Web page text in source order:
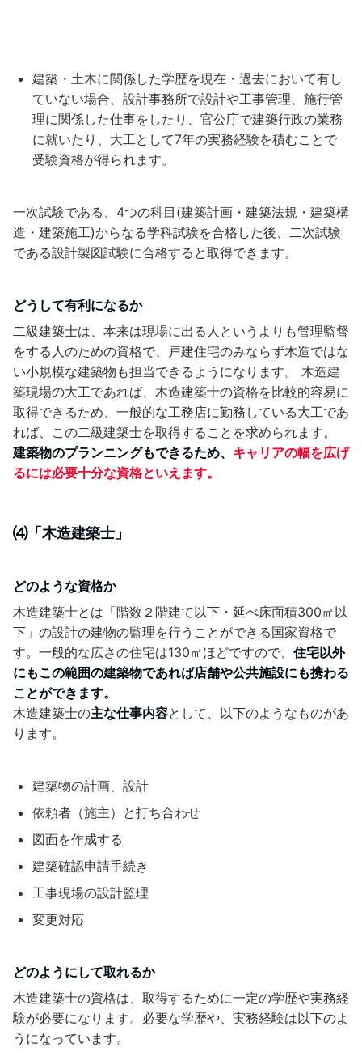
建築・土木に関係した学歴を現在・過去において有し
ていない場合、設計事務所で設計や工事管理、施行管
理に関係した仕事をしたり、官公庁で建築行政の業務
に就いたり、大工として7年の実務経験を積むことで
受験資格が得られます。
一次試験である、4つの科目(建築計画・建築法規・建築構
造・建築施工)からなる学科試験を合格した後、二次試験
である設計製図試験に合格すると取得できます。
どうして有利になるか
二級建築士は、本来は現場に出る人というよりも管理監督
をする人のための資格で、戸建住宅のみならず木造ではな
い小規模な建築物も担当できるようになります。 木造建
築現場の大工であれば、木造建築士の資格を比較的容易に
取得できるため、一般的な工務店に勤務している大工であ
れば、この二級建築士を取得することを求められます。
建築物のプランニングもできるため、 キャリアの幅を広げ
るには必要十分な資格といえます。
⑷「木造建築士」
どのような資格か
木造建築士とは「階数２階建て以下・延べ床面積300㎡以
下」の設計の建物の監理を行うことができる国家資格で
す。一般的な広さの住宅は130㎡ほどですので、 住宅以外
にもこの範囲の建築物であれば店舗や公共施設にも携わる
ことができます。
木造建築士の主な仕事内容として、以下のようなものがあ
ります。
建築物の計画、設計
依頼者（施主）と打ち合わせ
図面を作成する
建築確認申請手続き
工事現場の設計監理
変更対応
どのようにして取れるか
木造建築士の資格は、取得するために一定の学歴や実務経
験が必要になります。必要な学歴や、実務経験は以下のよ
うになっています。